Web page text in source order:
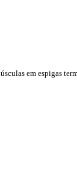
em espigas